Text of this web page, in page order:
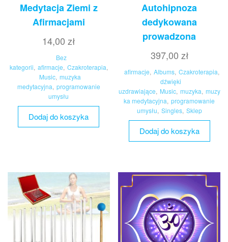
Medytacja Ziemi z
Afirmacjami
14,00zł
Bez
kategorii, afirmacje, Czakroterapia,
Music, muzyka
medytacyjna, programowanie
umysłu
Dodaj do koszyka
Autohipnoza
dedykowana
prowadzona
397,00 zł
afirmacje, Albums, Czakroterapia,
dźwięki
uzdrawiające, Music, muzyka, muzy
ka medytacyjna, programowanie
umysłu, Singles, Sklep
Dodaj do koszyka